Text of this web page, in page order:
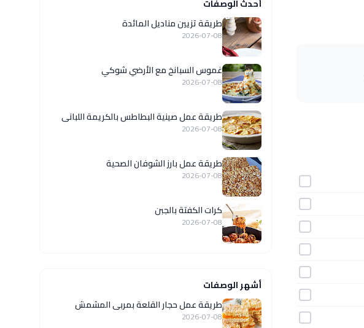
أحدث الوصفات
طريقة تزيين مناديل المائدة
2026-07-08
غموس السبانخ مع الأرضي شوكي
2026-07-08
طريقة عمل صينية البطاطس بالكريمة اللبانى
2026-07-08
طريقة عمل بارز الشوفان الصحية
2026-07-08
كرات الكفتة بالجبن
2026-07-08
أشهر الوصفات
طريقة عمل حجار القلعة بمربى المشمش
2026-07-08